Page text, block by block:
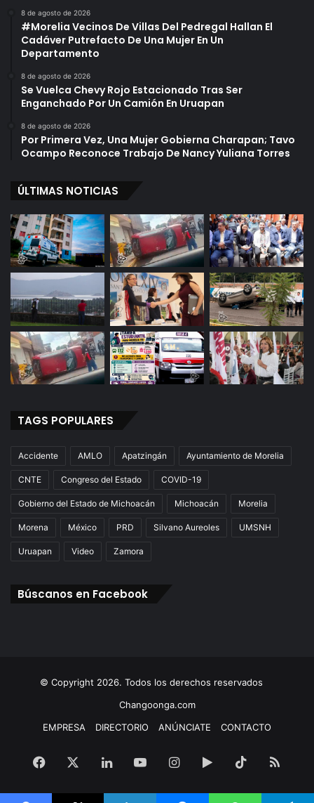
8 de agosto de 2026
#Morelia Vecinos De Villas Del Pedregal Hallan El
Cadáver Putrefacto De Una Mujer En Un
Departamento
8 de agosto de 2026
Se Vuelca Chevy Rojo Estacionado Tras Ser
Enganchado Por Un Camión En Uruapan
8 de agosto de 2026
Por Primera Vez, Una Mujer Gobierna Charapan; Tavo
Ocampo Reconoce Trabajo De Nancy Yuliana Torres
ÚLTIMAS NOTICIAS
TAGS POPULARES
Accidente AMLO Apatzingán Ayuntamiento de Morelia
CNTE Congreso del Estado COVID-19
Gobierno del Estado de Michoacán Michoacán Morelia
Morena México PRD Silvano Aureoles UMSNH
Uruapan Video Zamora
Búscanos en Facebook
© Copyright 2026. Todos los derechos reservados
Changoonga.com
EMPRESA
DIRECTORIO ANÚNCIATE CONTACTO
Facebook LinkedInYouTubeInstagram
Google
Play
TikTokRSS